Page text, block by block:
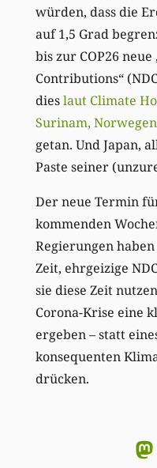
würden, dass die
auf 1,5 Grad
bis zur COP26
Contributions“
dieslaut Climate
Surinam,
getan. Und Japan,
Paste seiner
Der neue Termin
kommenden
Regierungen
Zeit, ehrgeizige
sie diese Zeit
Corona-Krise eine
ergeben – statt
konsequenten
drücken.